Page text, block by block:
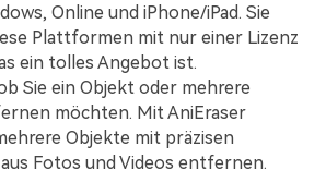
Online und iPhone/iPad. Sie
Plattformen mit nur einer Lizenz
ein tolles Angebot ist.
Sie ein Objekt oder mehrere
möchten. Mit AniEraser
Objekte mit präzisen
Fotos und Videos entfernen.